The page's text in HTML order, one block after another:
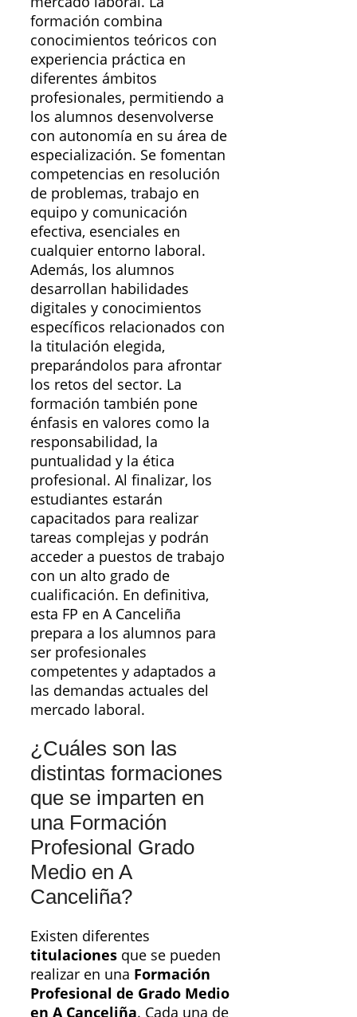
formación combina
conocimientos teóricos con
experiencia práctica en
diferentes ámbitos
profesionales, permitiendo a
los alumnos desenvolverse
con autonomía en su área de
especialización. Se fomentan
competencias en resolución
de problemas, trabajo en
equipo y comunicación
efectiva, esenciales en
cualquier entorno laboral.
Además, los alumnos
desarrollan habilidades
digitales y conocimientos
específicos relacionados con
la titulación elegida,
preparándolos para afrontar
los retos del sector. La
formación también pone
énfasis en valores como la
responsabilidad, la
puntualidad y la ética
profesional. Al finalizar, los
estudiantes estarán
capacitados para realizar
tareas complejas y podrán
acceder a puestos de trabajo
con un alto grado de
cualificación. En definitiva,
esta FP en A Canceliña
prepara a los alumnos para
ser profesionales
competentes y adaptados a
las demandas actuales del
mercado laboral.
¿Cuáles son las
distintas formaciones
que se imparten en
una Formación
Profesional Grado
Medio en A
Canceliña?
Existen diferentes
titulaciones que se pueden
realizar en una Formación
Profesional de Grado Medio
en A Canceliña. Cada una de